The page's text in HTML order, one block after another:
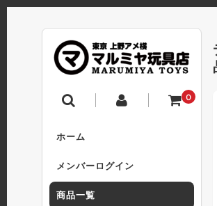
0
ホーム
メンバーログイン
商品一覧